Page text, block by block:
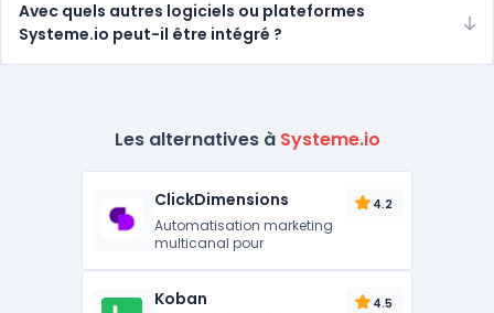
Avec quels autres logiciels ou plateformes
Systeme.io peut-il être intégré ?
Les alternatives à Systeme.io
ClickDimensions 4.2
Automatisation marketing
multicanal pour
Koban 4.5